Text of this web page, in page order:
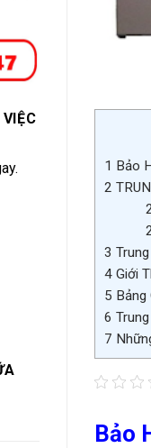
1 Bảo
2
3
4 Giới
5 Bảng
6
7
Bảo